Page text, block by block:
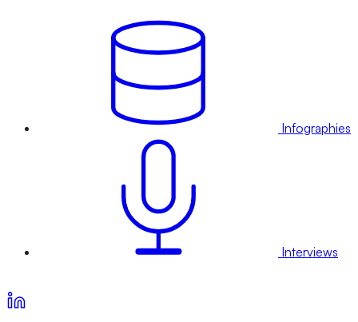
Infographies
Interviews